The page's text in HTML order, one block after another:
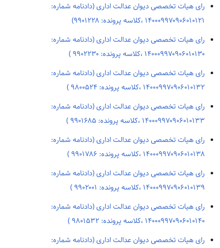
رای هیات تخصصی دیوان عدالت اداری (دادنامه شماره:
۱۴۰۰۰۹۹۷۰۹۰۶۰۱۰۱۲۱ ،کلاسه پرونده: ۹۹۰۱۲۲۸)
رای هیات تخصصی دیوان عدالت اداری (دادنامه شماره:
۱۴۰۰۰۹۹۷۰۹۰۶۰۱۰۱۳۰ ،کلاسه پرونده: ۹۹۰۲۲۳۰ )
رای هیات تخصصی دیوان عدالت اداری (دادنامه شماره:
۱۴۰۰۰۹۹۷۰۹۰۶۰۱۰۱۳۲ ،کلاسه پرونده: ۹۸۰۰۵۲۴ )
رای هیات تخصصی دیوان عدالت اداری (دادنامه شماره:
۱۴۰۰۰۹۹۷۰۹۰۶۰۱۰۱۳۳ ،کلاسه پرونده: ۹۹۰۱۶۸۵ )
رای هیات تخصصی دیوان عدالت اداری (دادنامه شماره:
۱۴۰۰۰۹۹۷۰۹۰۶۰۱۰۱۳۸ ،کلاسه پرونده: ۹۹۰۱۷۸۶ )
رای هیات تخصصی دیوان عدالت اداری (دادنامه شماره:
۱۴۰۰۰۹۹۷۰۹۰۶۰۱۰۱۳۹ ،کلاسه پرونده: ۹۹۰۲۰۰۱ )
رای هیات تخصصی دیوان عدالت اداری (دادنامه شماره:
۱۴۰۰۰۹۹۷۰۹۰۶۰۱۰۱۴۰ ،کلاسه پرونده: ۹۸۰۱۵۳۲ )
رای هیات تخصصی دیوان عدالت اداری (دادنامه شماره: